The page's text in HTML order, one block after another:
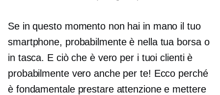
Se in questo momento non hai in mano il tuo
smartphone, probabilmente è nella tua borsa o
in tasca. E ciò che è vero per i tuoi clienti è
probabilmente vero anche per te! Ecco perché
è fondamentale prestare attenzione e mettere